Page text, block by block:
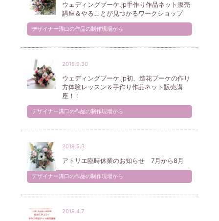
ウェディングブーケ.jp手作り作品ネット販売
講座＆やることが見つかるワークショップ
デザイナー溝口の作品の制作現場から
2019.9.30
ウェディングブーケ.jp初、造花ブーケの作り
方体験レッスン＆手作り作品ネット販売講
座！！
デザイナー溝口の作品の制作現場から
2019.5.3
アトリエ臨時休業のお知らせ 7月から8月
デザイナー溝口の作品の制作現場から
2019.4.7